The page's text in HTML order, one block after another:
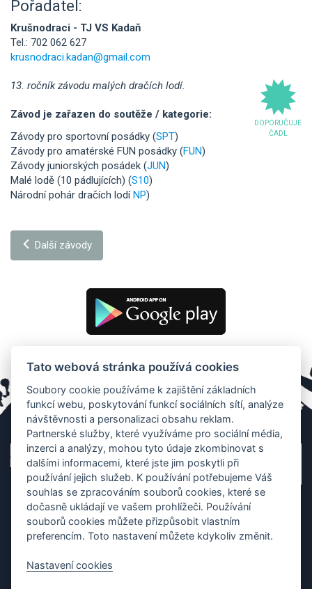
Pořadatel:
Krušnodraci - TJ VS Kadaň
Tel.: 702 062 627
krusnodraci.kadan@gmail.com
DOPORUČUJE
ČADL
13. ročník závodu malých dračích lodí.
Závod je zařazen do soutěže / kategorie:
Závody pro sportovní posádky (SPT)
Závody pro amatérské FUN posádky (FUN)
Závody juniorských posádek (JUN)
Malé lodě (10 pádlujících) (S10)
Národní pohár dračích lodíNP)
Další závody
Tato webová stránka používá cookies
Soubory cookie používáme k zajištění základních
funkcí webu, poskytování funkcí sociálních sítí, analýze
návštěvnosti a personalizaci obsahu reklam.
Partnerské služby, které využíváme pro sociální média,
inzerci a analýzy, mohou tyto údaje zkombinovat s
dalšími informacemi, které jste jim poskytli při
používání jejich služeb. K používání potřebujeme Váš
souhlas se zpracováním souborů cookies, které se
dočasně ukládají ve vašem prohlížeči. Používání
souborů cookies můžete přizpůsobit vlastním
preferencím. Toto nastavení můžete kdykoliv změnit.
Nastavení cookies